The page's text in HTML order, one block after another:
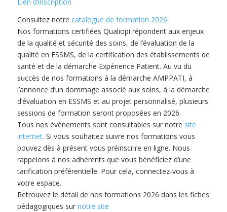
Consultez notre catalogue de formation 2026
Nos formations certifiées Qualiopi répondent aux enjeux
de la qualité et sécurité des soins, de l’évaluation de la
qualité en ESSMS, de la certification des établissements de
santé et de la démarche Expérience Patient. Au vu du
succès de nos formations à la démarche AMPPATI, à
l’annonce d’un dommage associé aux soins, à la démarche
d’évaluation en ESSMS et au projet personnalisé, plusieurs
sessions de formation seront proposées en 2026.
Tous nos évènements sont consultables sur notre site
internet. Si vous souhaitez suivre nos formations vous
pouvez dès à présent vous préinscrire en ligne. Nous
rappelons à nos adhérents que vous bénéficiez d’une
tarification préférentielle. Pour cela, connectez-vous à
votre espace.
Retrouvez le détail de nos formations 2026 dans les fiches
pédagogiques sur notre site